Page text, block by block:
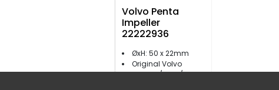
Volvo Penta
Impeller
22222936
ØxH: 50 x 22mm
Original Volvo
For MD3/MD17/2010/20/30/40